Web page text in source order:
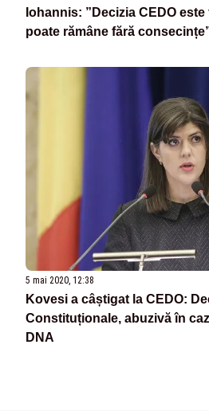
Iohannis: ”Decizia CEDO
poate rămâne fără
5 mai 2020, 12:38
Kovesi a câștigat la CEDO:
Constituționale, abuzivă în
DNA